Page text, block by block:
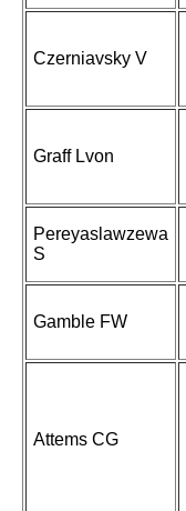
Czerniavsky V
Graff Lvon
Pereyaslawzewa
S
Gamble FW
Attems CG